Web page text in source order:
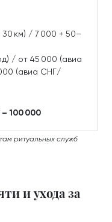
30 км) / 7 000 + 50–
/ от 45 000 (авиа
(авиа СНГ/
100 000
ритуальных служб
и ухода за